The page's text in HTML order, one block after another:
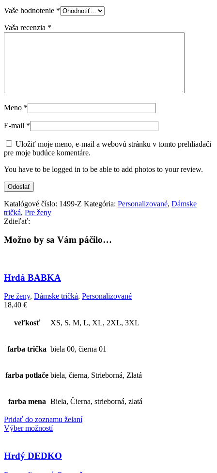
Vaše hodnotenie *
Vaša recenzia *
Meno *
E-mail *
Uložiť moje meno, e-mail a webovú stránku v tomto prehliadači
pre moje budúce komentáre.
You have to be logged in to be able to add photos to your review.
Katalógové číslo: 1499-Z Kategória: Personalizované, Dámske
tričká, Pre ženy
Zdieľať:
Možno by sa Vám páčilo…
Hrdá BABKA
Pre ženy, Dámske tričká, Personalizované
18,40 €
veľkosť XS, S, M, L, XL, 2XL, 3XL
farba trička biela 00, čierna 01
farba potlače biela, čierna, Strieborná, Zlatá
farba mena Biela, Čierna, strieborná, zlatá
Pridať do zoznamu želaní
Výber možností
Hrdý DEDKO